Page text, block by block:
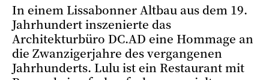
In einem Lissabonner Altbau aus dem 19.
Jahrhundert inszenierte das
Architekturbüro DC.AD eine Hommage an
die Zwanzigerjahre des vergangenen
Jahrhunderts. Lulu ist ein Restaurant mit